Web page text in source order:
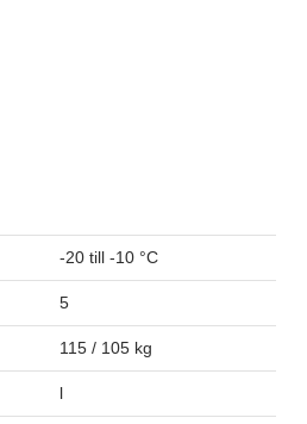
-20 till -10 °C
5
115 / 105 kg
l